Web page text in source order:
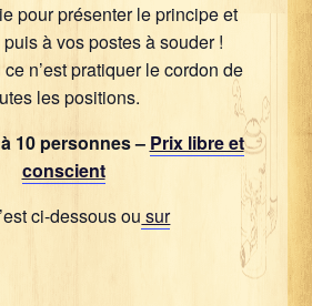
pour présenter le principe et
à vos postes à souder !
ce n’est pratiquer le cordon de
les positions.
10 personnes – Prix libre et
conscient
ci-dessous ou sur